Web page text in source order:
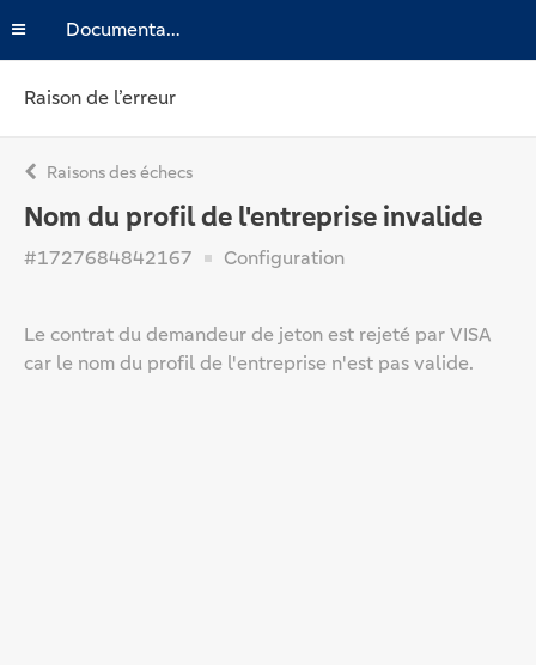
Documentation
Raison de l’erreur
Raisons des échecs
Nom du profil de l'entreprise invalide
#1727684842167 Configuration
Le contrat du demandeur de jeton est rejeté par VISA
car le nom du profil de l'entreprise n'est pas valide.